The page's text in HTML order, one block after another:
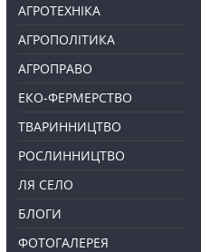
АГРОТЕХНІКА
АГРОПОЛІТИКА
АГРОПРАВО
ЕКО-ФЕРМЕРСТВО
ТВАРИННИЦТВО
РОСЛИННИЦТВО
ЛЯ СЕЛО
БЛОГИ
ФОТОГАЛЕРЕЯ